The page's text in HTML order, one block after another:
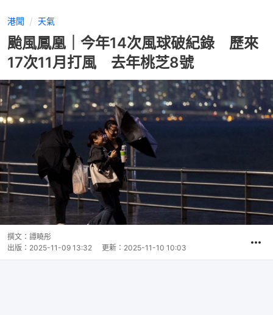
港聞 天氣
颱風鳳凰｜今年14次風球破紀錄 歷來
17次11月打風 去年桃芝8號
撰文： 譚曉彤
出版： 2025-11-09 13:32 更新： 2025-11-10 10:03